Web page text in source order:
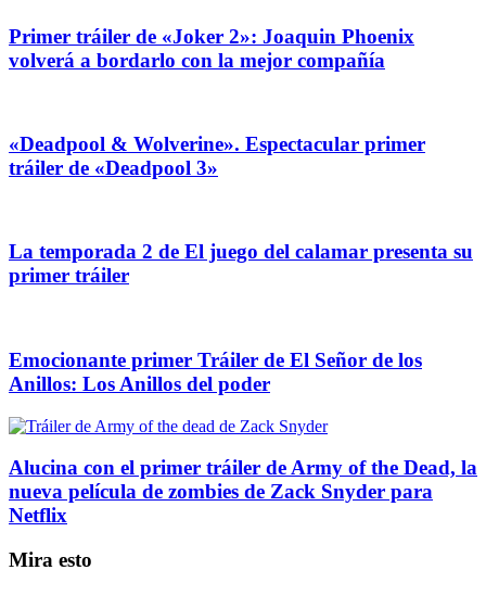
Primer tráiler de «Joker 2»: Joaquin Phoenix
volverá a bordarlo con la mejor compañía
«Deadpool & Wolverine». Espectacular primer
tráiler de «Deadpool 3»
La temporada 2 de El juego del calamar presenta su
primer tráiler
Emocionante primer Tráiler de El Señor de los
Anillos: Los Anillos del poder
Alucina con el primer tráiler de Army of the Dead, la
nueva película de zombies de Zack Snyder para
Netflix
Mira esto